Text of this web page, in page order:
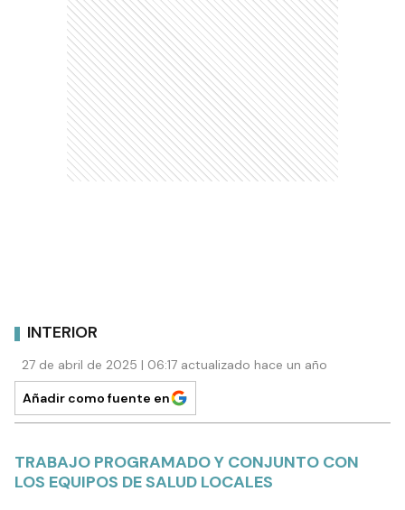
INTERIOR
27 de abril de 2025 | 06:17 actualizado hace un año
Añadir como fuente en
TRABAJO PROGRAMADO Y CONJUNTO CON
LOS EQUIPOS DE SALUD LOCALES